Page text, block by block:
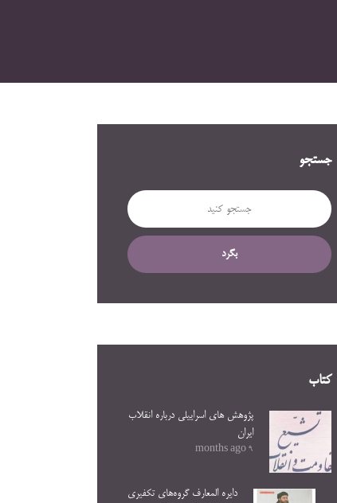
جستجو
بگرد
کتاب
پژوهش های اسراییلی درباره انقلاب
ایران
9 months ago
دایره المعارف گروه‌های تکفیری